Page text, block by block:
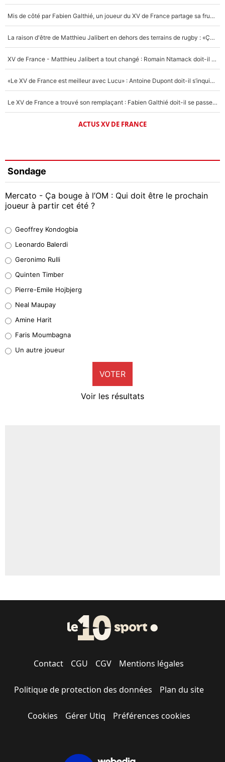
Mis de côté par Fabien Galthié, un joueur du XV de France partage sa frustration : «ils ne me l’ont pas dit tout de suite»
La raison d'être de Matthieu Jalibert en dehors des terrains de rugby : «Ça m'atteint autant que si tu touches à un membre de ma famille»
XV de France - Matthieu Jalibert a tout changé : Romain Ntamack doit-il s’inquiéter pour sa place à un an de la Coupe du monde ?
«Le XV de France est meilleur avec Lucu» : Antoine Dupont doit-il s’inquiéter pour sa place ?
Le XV de France a trouvé son remplaçant : Fabien Galthié doit-il se passer d'Antoine Dupont ?
ACTUS XV DE FRANCE
Sondage
Mercato - Ça bouge à l’OM : Qui doit être le prochain
joueur à partir cet été ?
38%
32%
4%
1%
9%
Geoffrey Kondogbia
Leonardo Balerdi
Geronimo Rulli
Quinten Timber
Pierre-Emile Hojbjerg
Neal Maupay
Amine Harit
Faris Moumbagna
Un autre joueur
VOTER
Voir les résultats
Contact CGU CGV Mentions légales
Politique de protection des données Plan du site
Cookies Gérer Utiq Préférences cookies